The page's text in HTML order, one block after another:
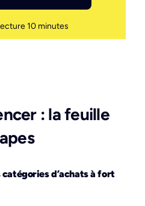
10 minutes
: la feuille
d’achats à fort